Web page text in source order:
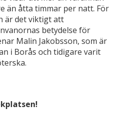
än åtta timmar per natt. För
är det viktigt att
betydelse för
Malin Jakobsson, som är
i Borås och tidigare varit